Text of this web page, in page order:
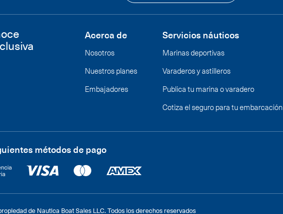
Acerca de
Nosotros
Nuestros planes
Embajadores
Servicios náuticos
Marinas deportivas
Varaderos y astilleros
Publica tu marina o varadero
Cotiza el seguro para tu embarcación
métodos de pago
de Nautica Boat Sales LLC. Todos los derechos reservados